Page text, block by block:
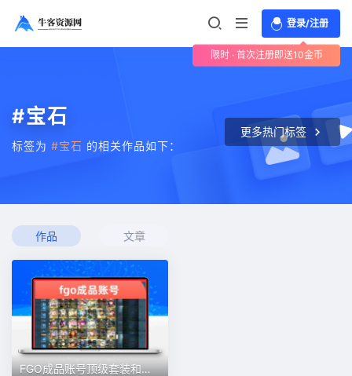
登录/注册
限时 · 首次注册即送10金币
#宝石
标签为 #宝石 的相关作品如下：
更多热门标签
作品 文章
FGO成品账号顶级套装和稀有神器顶级的宝石和稀有材料毕业出售